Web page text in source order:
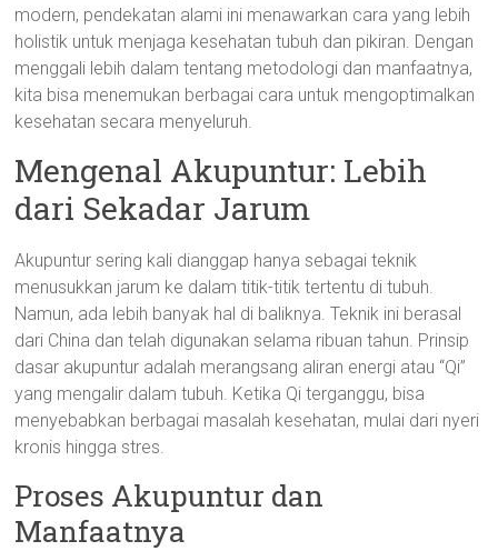
modern, pendekatan alami ini menawarkan cara yang lebih
holistik untuk menjaga kesehatan tubuh dan pikiran. Dengan
menggali lebih dalam tentang metodologi dan manfaatnya,
kita bisa menemukan berbagai cara untuk mengoptimalkan
kesehatan secara menyeluruh.
Mengenal Akupuntur: Lebih
dari Sekadar Jarum
Akupuntur sering kali dianggap hanya sebagai teknik
menusukkan jarum ke dalam titik-titik tertentu di tubuh.
Namun, ada lebih banyak hal di baliknya. Teknik ini berasal
dari China dan telah digunakan selama ribuan tahun. Prinsip
dasar akupuntur adalah merangsang aliran energi atau “Qi”
yang mengalir dalam tubuh. Ketika Qi terganggu, bisa
menyebabkan berbagai masalah kesehatan, mulai dari nyeri
kronis hingga stres.
Proses Akupuntur dan
Manfaatnya